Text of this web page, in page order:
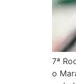
7ª
o